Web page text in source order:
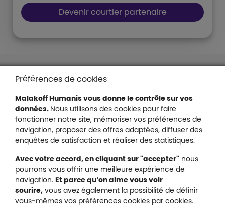
Boutons et liensDevenir courtier partenaire
Liens en bas de page
Accessibilité : partiellement conforme
Protection des données
Nous contacter
Plan du site
Gestion des cookies
Malakoff Humanis sur Facebook
Malakoff Humanis sur YouTube
Malakoff Humanis sur X
Malakoff Humanis
Préférences de cookies
Malakoff Humanis vous donne le contrôle sur vos
données. Nous utilisons des cookies pour faire
fonctionner notre site, mémoriser vos préférences de
navigation, proposer des offres adaptées, diffuser des
enquêtes de satisfaction et réaliser des statistiques.
Avec votre accord, en cliquant sur "accepter" nous
pourrons vous offrir une meilleure expérience de
navigation. Et parce qu’on aime vous voir
sourire, vous avez également la possibilité de définir
vous-mêmes vos préférences cookies par cookies.